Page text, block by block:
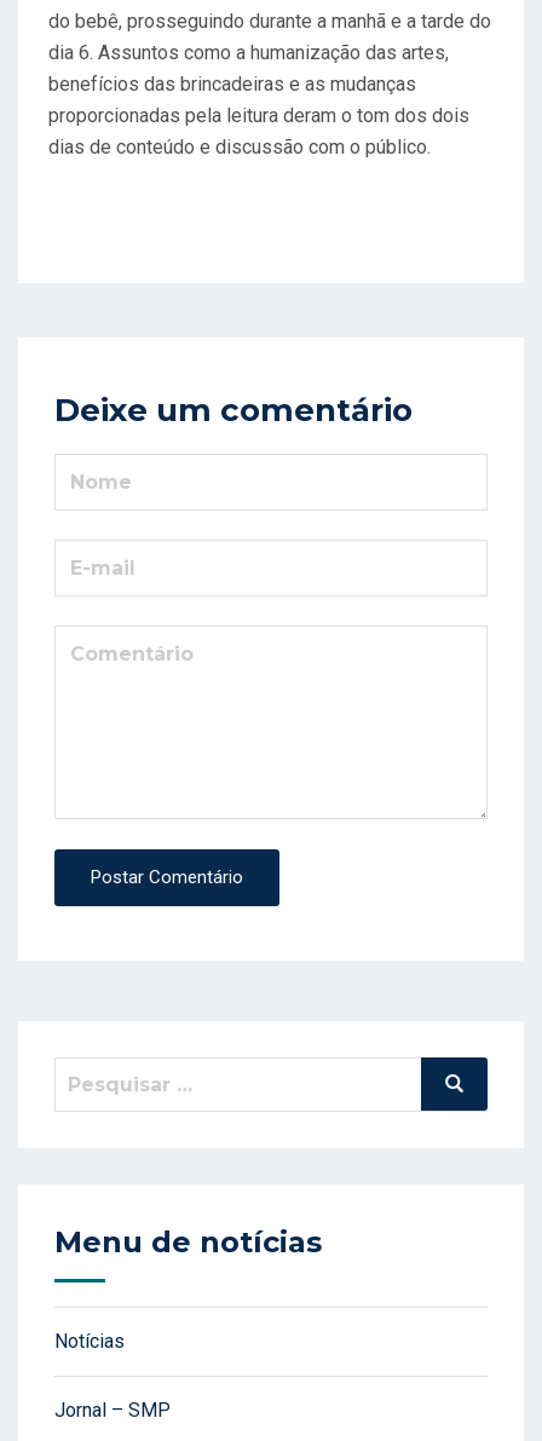
do bebê, prosseguindo durante a manhã e a tarde do
dia 6. Assuntos como a humanização das artes,
benefícios das brincadeiras e as mudanças
proporcionadas pela leitura deram o tom dos dois
dias de conteúdo e discussão com o público.
Deixe um comentário
Postar Comentário
Pesquisar
Pesquisa
Menu de notícias
Notícias
Jornal – SMP